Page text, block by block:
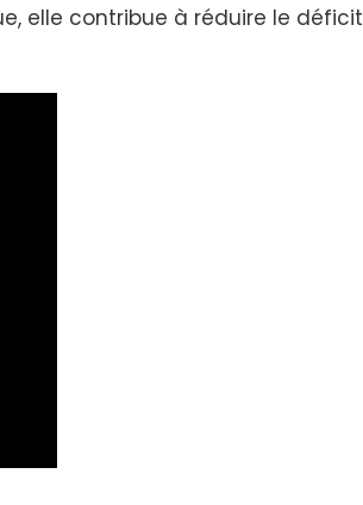
elle contribue à réduire le déficit